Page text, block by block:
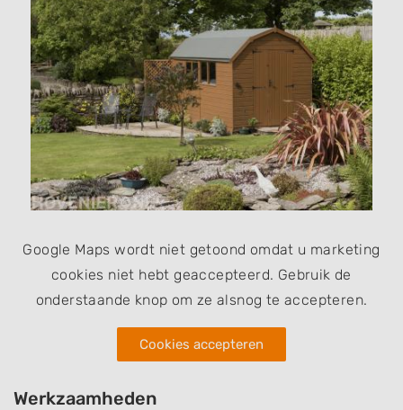
Google Maps wordt niet getoond omdat u marketing
cookies niet hebt geaccepteerd. Gebruik de
onderstaande knop om ze alsnog te accepteren.
Cookies accepteren
Werkzaamheden